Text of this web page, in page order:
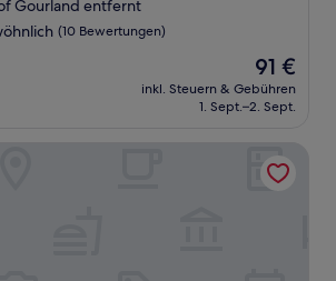
Gourland entfernt
(10 Bewertungen)
Der
Preis
beträgt
91 €
inkl. Steuern & Gebühren
1. Sept.–2. Sept.